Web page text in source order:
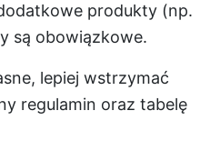
produkty (np.
są obowiązkowe.
lepiej wstrzymać
regulamin oraz tabelę